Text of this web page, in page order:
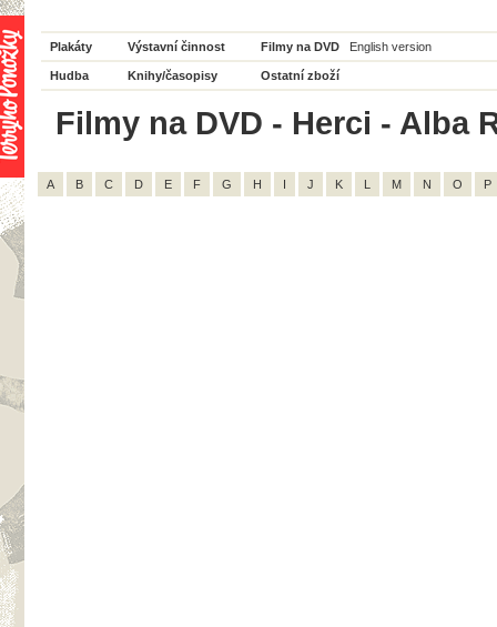
Plakáty Výstavní činnost Filmy na DVD English version
Hudba Knihy/časopisy Ostatní zboží
Filmy na DVD - Herci - Alba
A B C D E F G H I J K L M N O P